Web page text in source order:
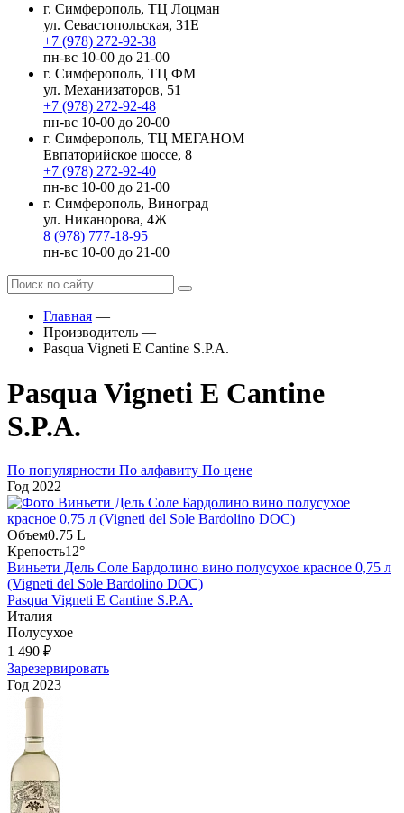
г. Симферополь, ТЦ Лоцман
ул. Севастопольская, 31Е
+7 (978) 272-92-38
пн-вс 10-00 до 21-00
г. Симферополь, ТЦ ФМ
ул. Механизаторов, 51
+7 (978) 272-92-48
пн-вс 10-00 до 20-00
г. Симферополь, ТЦ МЕГАНОМ
Евпаторийское шоссе, 8
+7 (978) 272-92-40
пн-вс 10-00 до 21-00
г. Симферополь, Виноград
ул. Никанорова, 4Ж
8 (978) 777-18-95
пн-вс 10-00 до 21-00
Главная —
Производитель —
Pasqua Vigneti E Cantine S.P.A.
Pasqua Vigneti E Cantine
S.P.A.
По популярности По алфавиту По цене
Год 2022
Объем0.75 L
Крепость12°
Виньети Дель Соле Бардолино вино полусухое красное 0,75 л
(Vigneti del Sole Bardolino DOC)
Pasqua Vigneti E Cantine S.P.A.
Италия
Полусухое
1 490 ₽
Зарезервировать
Год 2023